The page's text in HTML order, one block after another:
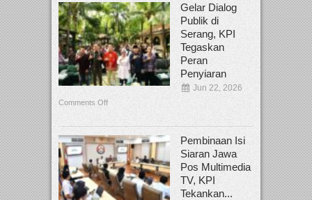
Gelar Dialog
Publik di
Serang, KPI
Tegaskan
Peran
Penyiaran
Jun 22, 2026
Comments Off
Pembinaan Isi
Siaran Jawa
Pos Multimedia
TV, KPI
Tekankan...